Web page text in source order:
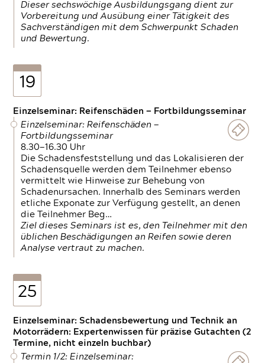
Dieser sechswöchige Ausbildungsgang dient zur
Vorbereitung und Ausübung einer Tätigkeit des
Sachverständigen mit dem Schwerpunkt Schaden
und Bewertung.
19
Einzelseminar: Reifenschäden — Fortbildungsseminar
Einzelseminar: Reifenschäden —
Fortbildungsseminar
8.30—16.30 Uhr
Die Schadensfeststellung und das Lokalisieren der
Schadensquelle werden dem Teilnehmer ebenso
vermittelt wie Hinweise zur Behebung von
Schadenursachen. Innerhalb des Seminars werden
etliche Exponate zur Verfügung gestellt, an denen
die Teilnehmer Beg…
Ziel dieses Seminars ist es, den Teilnehmer mit den
üblichen Beschädigungen an Reifen sowie deren
Analyse vertraut zu machen.
25
Einzelseminar: Schadensbewertung und Technik an
Motorrädern: Expertenwissen für präzise Gutachten (2
Termine, nicht einzeln buchbar)
Termin 1/2: Einzelseminar: